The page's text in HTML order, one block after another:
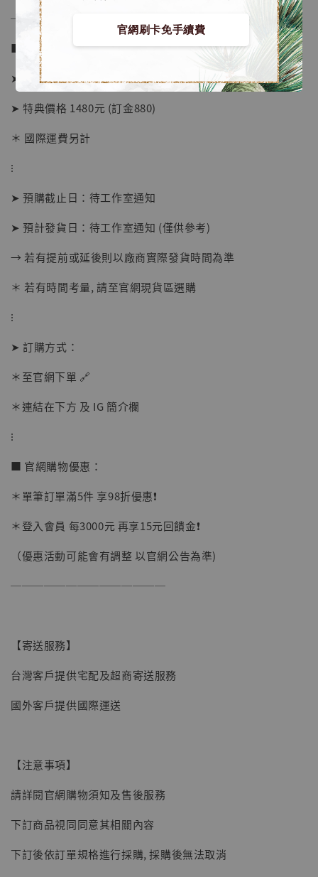
官網刷卡免手續費
【店內現貨】海賊王 系列蒐藏雕像 布魯克達
NT$ 1,870
【現貨】BJSTUDIO 1/6系列可動蒐藏人偶 讓
NT$ 4,980
NT$ 5,300
加入購物車
──────────────
■ 販售資訊：
➤ 價格 7480元 (訂金3680)
➤ 特典價格 1480元 (訂金880)
＊ 國際運費另計
⁝
➤ 預購截止日：待工作室通知
➤ 預計發貨日：待工作室通知 (僅供參考)
→ 若有提前或延後則以廠商實際發貨時間為準
＊ 若有時間考量, 請至官網現貨區選購
⁝
➤ 訂購方式：
＊至官網下單 🔗
＊連結在下方 及 IG 簡介欄
⁝
■ 官網購物優惠：
＊單筆訂單滿5件 享98折優惠❗️
＊登入會員 每3000元 再享15元回饋金❗️
（優惠活動可能會有調整 以官網公告為準)
──────────────
【寄送服務】
台灣客戶提供宅配及超商寄送服務
國外客戶提供國際運送
【注意事項】
請詳閱官網購物須知及售後服務
下訂商品視同同意其相關內容
下訂後依訂單規格進行採購, 採購後無法取消